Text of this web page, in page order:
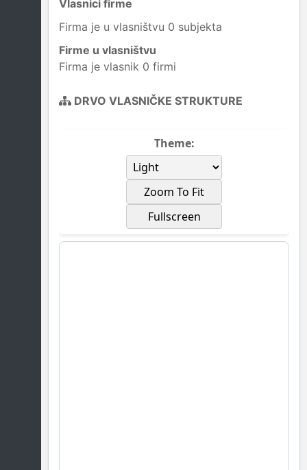
Vlasnici firme
Firma je u vlasništvu 0 subjekta
Firme u vlasništvu
Firma je vlasnik 0 firmi
DRVO VLASNIČKE STRUKTURE
Theme:
Zoom To Fit
Fullscreen